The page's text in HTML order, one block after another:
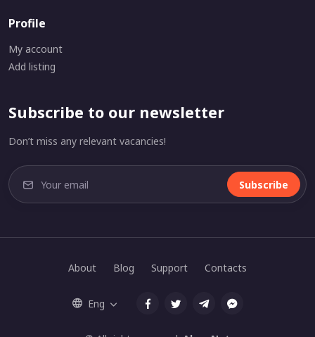
Profile
My account
Add listing
Subscribe to our newsletter
Don’t miss any relevant vacancies!
Subscribe
About Blog Support Contacts
Eng